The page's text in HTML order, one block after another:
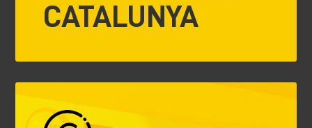
CATALUNYA